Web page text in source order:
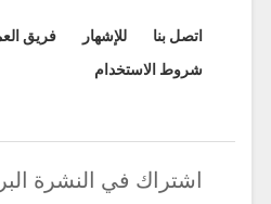
اتصل بنا للإشهار
فريق
شروط الاستخدام
اشتراك في النشرة